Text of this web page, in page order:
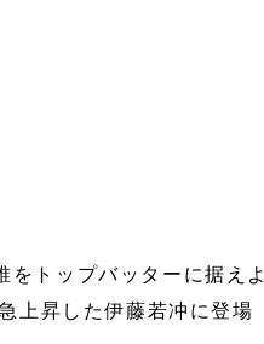
トップバッターに据えよ
上昇した伊藤若冲に登場